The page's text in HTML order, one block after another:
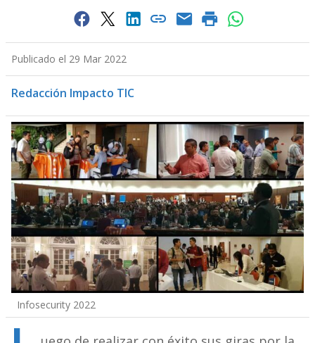
Publicado el 29 Mar 2022
Redacción Impacto TIC
Infosecurity 2022